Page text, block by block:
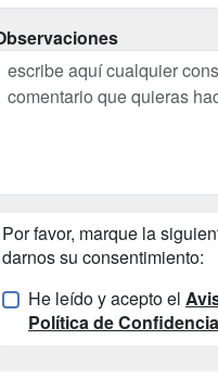
Por favor, marque la
darnos su consentimiento:
He leído y acepto el
Política de